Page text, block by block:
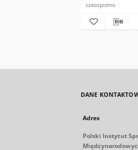
czasopismo
DANE
Adres
Polski Instytut